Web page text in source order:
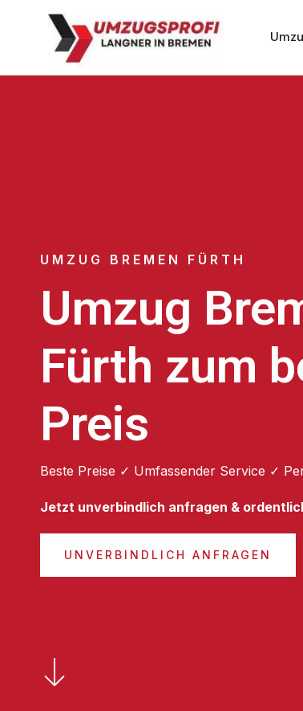
UMZUG BREMEN FÜRTH
Umzug
Fürth zum
Preis
Beste Preise ✓ Umfassender Service ✓
Jetzt unverbindlich anfragen &
UNVERBINDLICH ANFRAGEN